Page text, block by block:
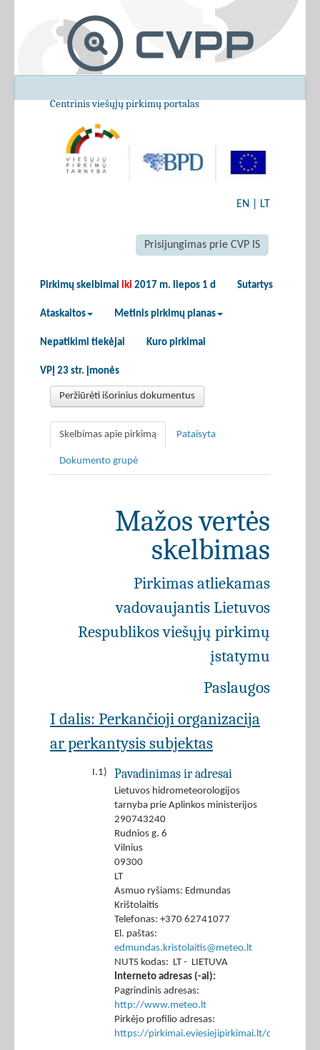
Centrinis viešųjų pirkimų portalas
EN LT
Prisijungimas prie CVP IS
Pirkimų skelbimai iki 2017 m. liepos 1 d Sutartys
Ataskaitos Metinis pirkimų planas
Nepatikimi tiekėjai Kuro pirkimai
VPĮ 23 str. įmonės
Peržiūrėti išorinius dokumentus
Skelbimas apie pirkimą Pataisyta
Dokumento grupė
Mažos vertės
skelbimas
Pirkimas atliekamas
vadovaujantis Lietuvos
Respublikos viešųjų pirkimų
įstatymu
Paslaugos
I dalis: Perkančioji organizacija
ar perkantysis subjektas
I.1) Pavadinimas ir adresai
Lietuvos hidrometeorologijos
tarnyba prie Aplinkos ministerijos
290743240
Rudnios g. 6
Vilnius
09300
LT
Asmuo ryšiams: Edmundas
Krištolaitis
Telefonas: +370 62741077
El. paštas:
edmundas.kristolaitis@meteo.lt
NUTS kodas: LT - LIETUVA
Interneto adresas (-ai):
Pagrindinis adresas:
http://www.meteo.lt
Pirkėjo profilio adresas:
https://pirkimai.eviesiejipirkimai.lt/ctm/